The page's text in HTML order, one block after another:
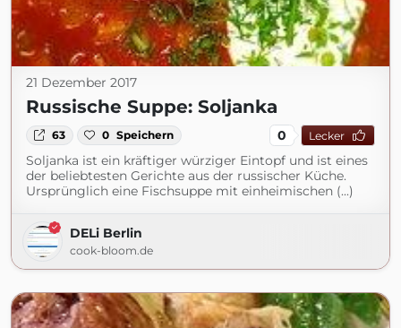
21 Dezember 2017
Russische Suppe: Soljanka
63 0 Speichern 0 Lecker
Soljanka ist ein kräftiger würziger Eintopf und ist eines
der beliebtesten Gerichte aus der russischer Küche.
Ursprünglich eine Fischsuppe mit einheimischen (...)
DELi Berlin
cook-bloom.de